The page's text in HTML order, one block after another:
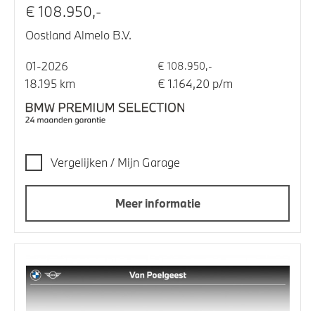
€ 108.950,-
Oostland Almelo B.V.
01-2026 € 108.950,-
18.195 km € 1.164,20 p/m
Vergelijken / Mijn Garage
Meer informatie